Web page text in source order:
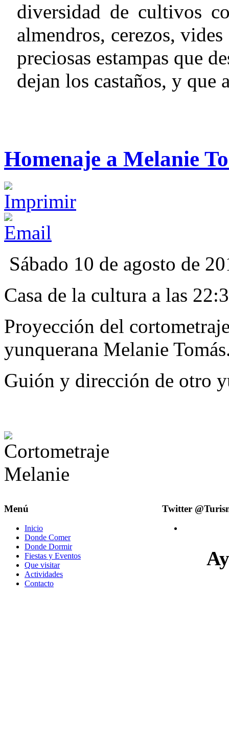
diversidad de cultivos
almendros, cerezos,
preciosas estampas que
dejan los castaños, y que
Homenaje a Melanie
Sábado 10 de agosto de
Casa de la cultura a las
Proyección del
yunquerana Melanie
Guión y dirección de otro
Menú
Inicio
Donde Comer
Donde Dormir
Fiestas y Eventos
Que visitar
Actividades
Contacto
Twitter